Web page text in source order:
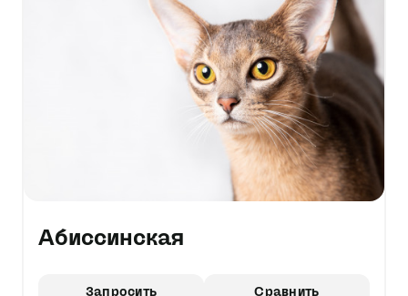
Абиссинская
Запросить Сравнить